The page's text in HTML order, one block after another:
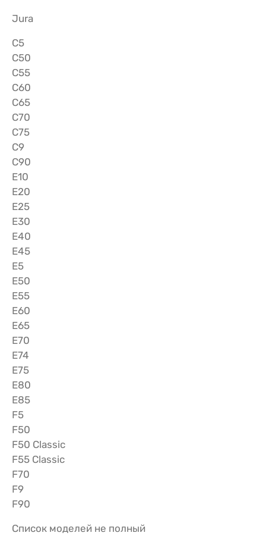
Jura
C5
C50
C55
C60
C65
C70
C75
C9
C90
E10
E20
E25
E30
E40
E45
E5
E50
E55
E60
E65
E70
E74
E75
E80
E85
F5
F50
F50 Classic
F55 Classic
F70
F9
F90
Список моделей не полный